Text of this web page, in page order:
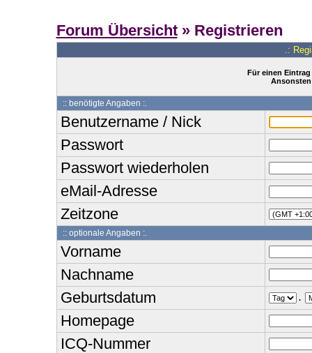
Forum Übersicht» Registrieren
.:
Für einen
:: benötigte Angaben :.
Benutzername / Nick
Passwort
Passwort wiederholen
eMail-Adresse
Zeitzone
:: optionale Angaben :.
Vorname
Nachname
Geburtsdatum
.
Homepage
ICQ-Nummer